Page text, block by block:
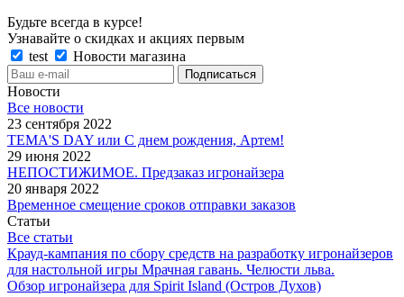
Будьте всегда в курсе!
Узнавайте о скидках и акциях первым
test
Новости магазина
Новости
Все новости
23 сентября 2022
TEMA'S DAY или С днем рождения, Артем!
29 июня 2022
НЕПОСТИЖИМОЕ. Предзаказ игронайзера
20 января 2022
Временное смещение сроков отправки заказов
Статьи
Все статьи
Крауд-кампания по сбору средств на разработку игронайзеров
для настольной игры Мрачная гавань. Челюсти льва.
Обзор игронайзера для Spirit Island (Остров Духов)